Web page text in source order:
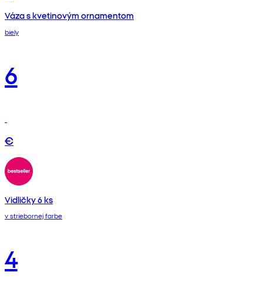
Váza s kvetinovým ornamentom
biely
6
€
Vidličky 6 ks
v striebornej farbe
4